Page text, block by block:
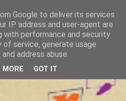
Google to deliver its services
IP address and user-agent are
with performance and security
service, generate usage
address abuse.
MORE GOT IT